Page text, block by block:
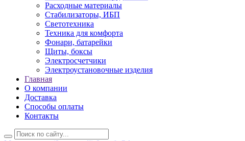
Расходные материалы
Стабилизаторы, ИБП
Светотехника
Техника для комфорта
Фонари, батарейки
Щиты, боксы
Электросчетчики
Электроустановочные изделия
Главная
О компании
Доставка
Способы оплаты
Контакты